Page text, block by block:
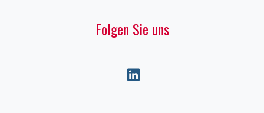
Folgen Sie uns